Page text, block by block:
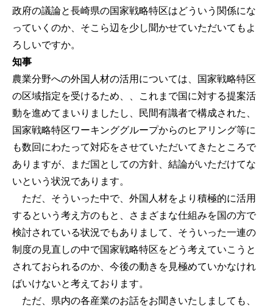
政府の議論と長崎県の国家戦略特区はどういう関係にな
っていくのか、そこら辺を少し聞かせていただいてもよ
ろしいですか。
知事
農業分野への外国人材の活用については、国家戦略特区
の区域指定を受けるため、、これまで国に対する提案活
動を進めてまいりましたし、民間有識者で構成された、
国家戦略特区ワーキンググループからのヒアリング等に
も数回にわたって対応をさせていただいてきたところで
ありますが、まだ国としての方針、結論がいただけてな
いという状況であります。
ただ、そういった中で、外国人材をより積極的に活用
するという考え方のもと、さまざまな仕組みを国の方で
検討されている状況でもありまして、そういった一連の
制度の見直しの中で国家戦略特区をどう考えていこうと
されておられるのか、今後の動きを見極めていかなけれ
ばいけないと考えております。
ただ、県内の各産業のお話をお聞きいたしましても、